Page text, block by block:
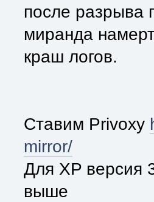
после разрыва
миранда
краш логов.
Ставим Privoxy
mirror/
Для XP версия
выше